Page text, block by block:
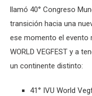
llamó 40° Congreso
transición hacia una
ese momento el evento
WORLD VEGFEST y a
un continente distinto:
41° IVU World